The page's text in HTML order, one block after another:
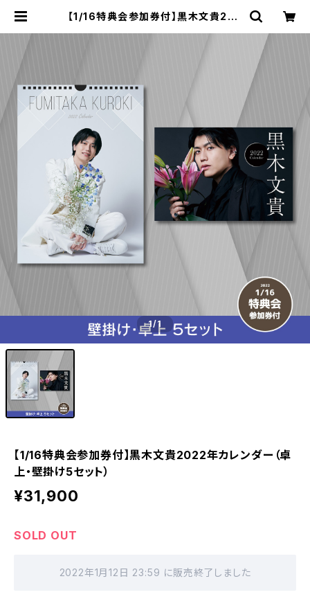
【1/16特典会参加券付】黒木文貴202
1/1
【1/16特典会参加券付】黒木文貴2022年カレンダー（卓
上・壁掛け5セット）
¥31,900
SOLD OUT
2022年1月12日 23:59 に販売終了しました